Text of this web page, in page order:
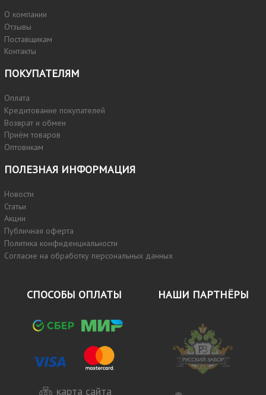
О компании
Отзывы
Поставщикам
Контакты
ПОКУПАТЕЛЯМ
Оплата
Кредитование покупателей
Возврат и обмен
Приём товаров
Оптовикам
ПОЛЕЗНАЯ ИНФОРМАЦИЯ
Новости
Статьи
Акции
Публичная оферта
Политика конфиденциальности
Согласие на обработку персональных данных
СПОСОБЫ ОПЛАТЫ
карта сайта
НАШИ ПАРТНЁРЫ